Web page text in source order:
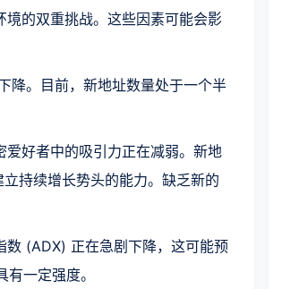
的双重挑战。这些因素可能会影
。目前，新地址数量处于一个半
好者中的吸引力正在减弱。新地
持续增长势头的能力。缺乏新的
(ADX) 正在急剧下降，这可能预
一定强度。